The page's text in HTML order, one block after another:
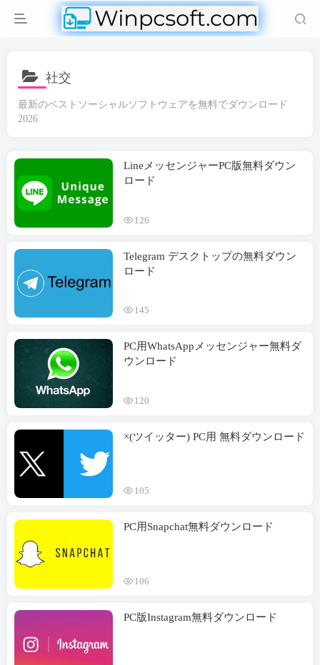
社交
最新のベストソーシャルソフトウェアを無料でダウンロード
2026
LineメッセンジャーPC版無料ダウン
ロード
126
Telegram デスクトップの無料ダウン
ロード
145
PC用WhatsAppメッセンジャー無料ダ
ウンロード
120
×(ツイッター) PC用 無料ダウンロード
105
PC用Snapchat無料ダウンロード
106
PC版Instagram無料ダウンロード